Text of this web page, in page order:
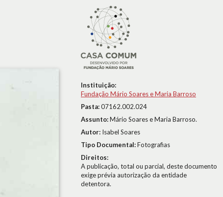
Instituição:
Fundação Mário Soares e Maria Barroso
Pasta:07162.002.024
Assunto:Mário Soares e Maria Barroso.
Autor: Isabel Soares
Tipo Documental:Fotografias
Direitos:
A publicação, total ou parcial, deste documento
exige prévia autorização da entidade
detentora.